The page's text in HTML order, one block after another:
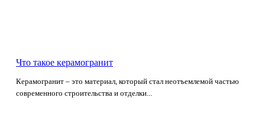
Что такое керамогранит
Керамогранит – это материал, который стал неотъемлемой частью
современного строительства и отделки...